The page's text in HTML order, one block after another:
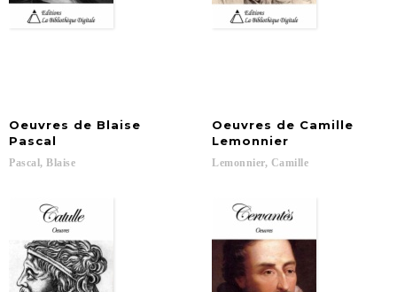
Oeuvres de Blaise
Pascal
Pascal, Blaise
Oeuvres de Camille
Lemonnier
Lemonnier, Camille